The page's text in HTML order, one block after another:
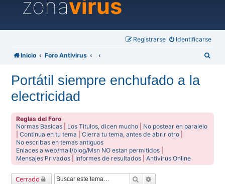
zonavirus
Identificarse
Registrarse
Inicio Foro Antivirus
Portátil siempre enchufado a la
electricidad
Reglas del Foro
Normas Basicas
Los Titulos, dicen mucho
No postear en paralelo
|Continua en tu tema |Cierra tu tema, antes de abrir otro
No escribas en temas antiguos
Enlaces a web/mail/blog/Msn NO estan permitidos
Mensajes Privados
Informes de resultados |Antivirus Online
Cerrado Buscar